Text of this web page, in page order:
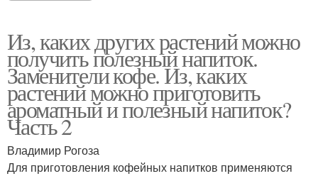
Из, каких других растений можно
получить полезный напиток.
Заменители кофе. Из, каких
растений можно приготовить
ароматный и полезный напиток?
Часть 2
Владимир Рогоза
Для приготовления кофейных напитков применяются